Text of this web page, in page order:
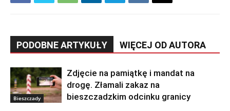
PODOBNE ARTYKUŁY WIĘCEJ OD AUTORA
Bieszczady
Zdjęcie na pamiątkę i mandat na
drogę. Złamali zakaz na
bieszczadzkim odcinku granicy